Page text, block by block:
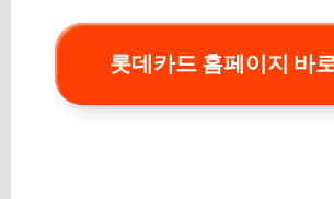
롯데카드 홈페이지 바